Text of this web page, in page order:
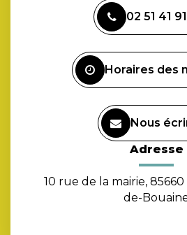
le
02 51 41
Horaires des
Nous
Adresse
10 rue de la mairie,
de-